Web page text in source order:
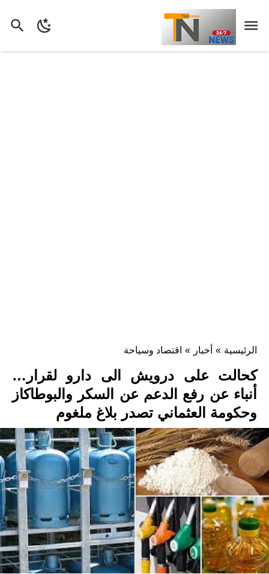
الرئيسية » أخبار » اقتصاد وسياحة
كحالت على درويش الى دارو لقرار…
أنباء عن رفع الدعم عن السكر والبوطاكاز
وحكومة العثماني تصدر بلاغ ملغوم